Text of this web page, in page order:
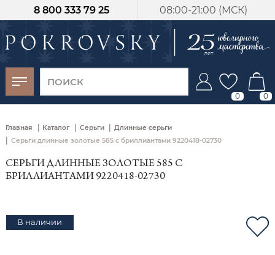
08:00-21:00 (МСК)
8 800 333 79 25
0 0
Главная | Каталог | Серьги | Длинные серьги
| Серьги длинные золотые 585 с бриллиантами 9220418-02730
СЕРЬГИ ДЛИННЫЕ ЗОЛОТЫЕ 585 С
БРИЛЛИАНТАМИ 9220418-02730
В наличии
-30%
от 15 дней с
момента оплаты